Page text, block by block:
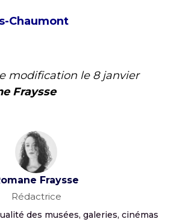
Chaumont
modification le 8 janvier
Fraysse
Fraysse
Rédactrice
des musées, galeries, cinémas